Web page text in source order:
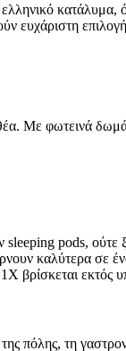
κατάλυμα,
ευχάριστη
Με φωτεινά
pods, ούτε
καλύτερα σε
βρίσκεται εκτός
πόλης, τη